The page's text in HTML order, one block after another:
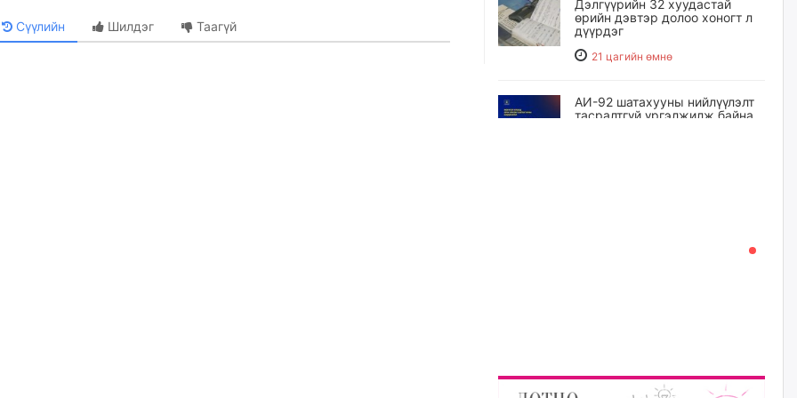
Сүүлийн Шилдэг Таагүй
Дэлгүүрийн 32 хуудастай
өрийн дэвтэр долоо хоногт л
дүүрдэг
21 цагийн өмнө
АИ-92 шатахууны нийлүүлэлт
тасралтгүй үргэлжилж байна